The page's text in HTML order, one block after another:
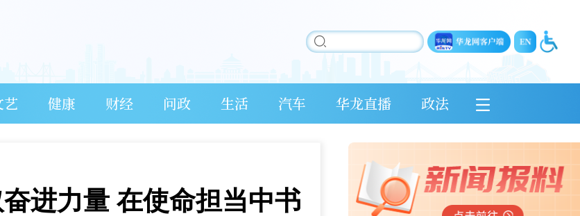
艺 健康 财经 问政 生活 汽车 华龙直播 政法
进力量 在使命担当中书